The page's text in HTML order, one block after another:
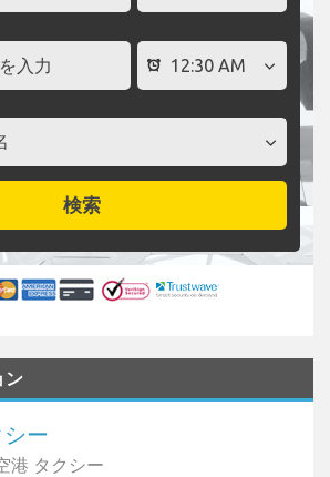
検索
ン
ー
港 タクシー